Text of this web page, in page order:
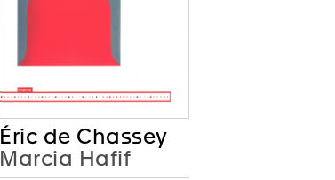
Éric de Chassey
Marcia Hafif